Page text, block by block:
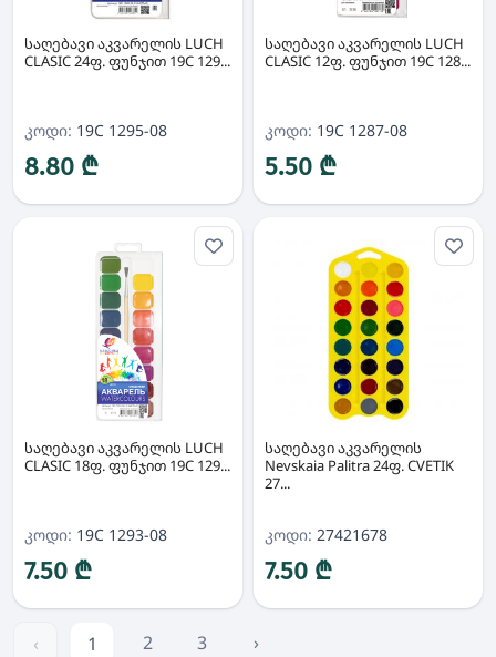
საღებავი აკვარელის LUCH
CLASIC 24ფ. ფუნჯით 19C 129...
კოდი: 19C 1295-08
8.80 ₾
საღებავი აკვარელის LUCH
CLASIC 12ფ. ფუნჯით 19C 128...
კოდი: 19C 1287-08
5.50 ₾
საღებავი აკვარელის LUCH
CLASIC 18ფ. ფუნჯით 19C 129...
კოდი: 19C 1293-08
7.50 ₾
საღებავი აკვარელის
Nevskaia Palitra 24ფ. CVETIK
27...
კოდი: 27421678
7.50 ₾
‹ 1 2 3 ›